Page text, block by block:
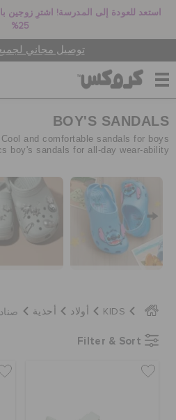
استعد للعودة إلى المدرسة! اشترِ
25%
توصيل مجاني
للنساء
أطفال
كروكس لمكان العمل
تنزيلات
BOY'S SANDALS
Cool and comfortable sandals for boys.
boy's sandals for all-day wear-ability.
KIDS أولاد أحذية
Filter & Sort